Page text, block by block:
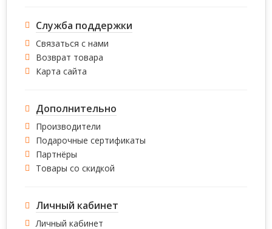
Служба поддержки
Связаться с нами
Возврат товара
Карта сайта
Дополнительно
Производители
Подарочные сертификаты
Партнёры
Товары со скидкой
Личный кабинет
Личный кабинет